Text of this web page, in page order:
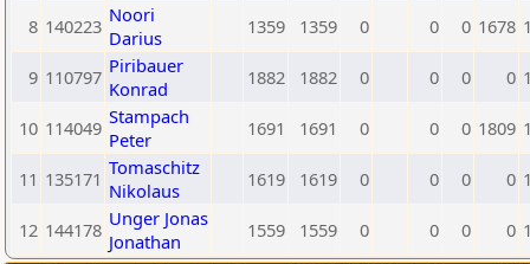
8 140223 Noori
Darius
1359 1359 0 0 0 1678
9 110797 Piribauer
Konrad
1882 1882 0 0 0 0
10 114049 Stampach
Peter
1691 1691 0 0 0 1809
11 135171 Tomaschitz
Nikolaus
1619 1619 0 0 0 0
12 144178 Unger Jonas
Jonathan
1559 1559 0 0 0 0